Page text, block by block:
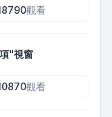
觀看
"視窗
觀看